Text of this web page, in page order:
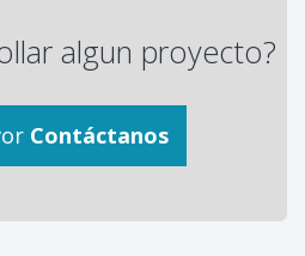
algun proyecto?
Contáctanos